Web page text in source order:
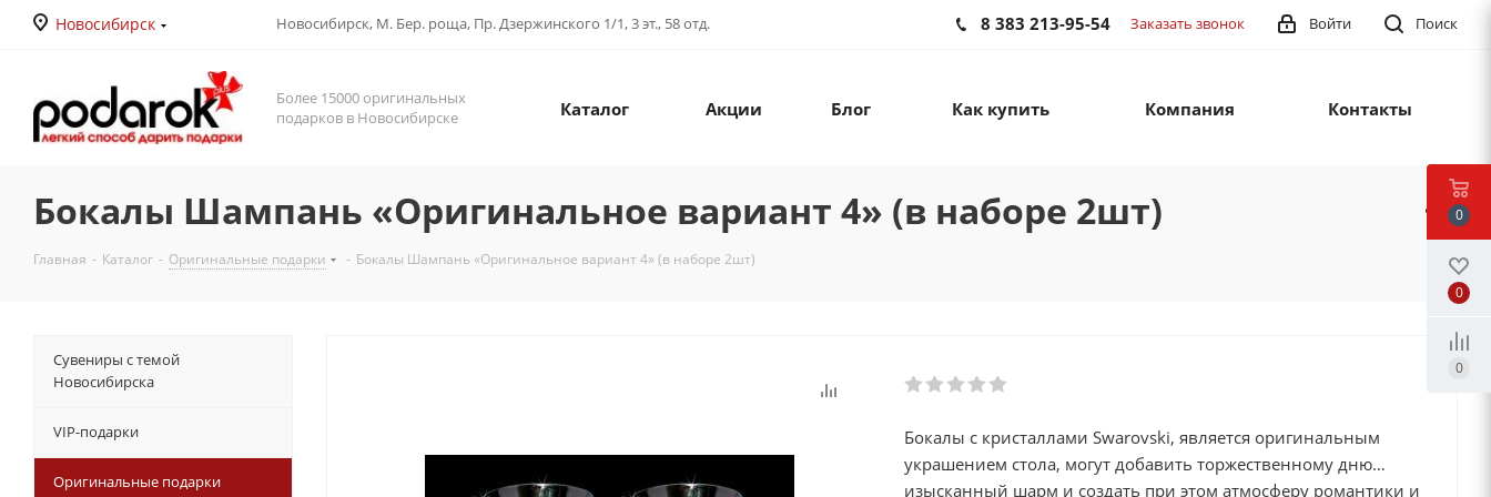
Новосибирск Новосибирск, М. Бер. роща, Пр. Дзержинского 1/1, 3 эт., 58 отд. Поиск
Войти
8 383 213-95-54 Заказать звонок
Более 15000 оригинальных
подарков в Новосибирске
Каталог Акции Блог Как купить Компания Контакты
Бокалы Шампань «Оригинальное вариант 4» (в наборе 2шт)
Главная - Каталог - Оригинальные подарки - Бокалы Шампань «Оригинальное вариант 4» (в наборе 2шт)
Бокалы с кристаллами Swarovski, является оригинальным
украшением стола, могут добавить торжественному дню
изысканный шарм и создать при этом атмосферу романтики и
Сувениры с темой
Новосибирска
VIP-подарки
Оригинальные подарки
0
0
0